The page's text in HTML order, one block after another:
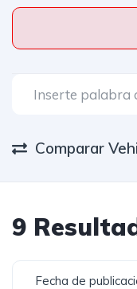
Comparar
9
Fecha de